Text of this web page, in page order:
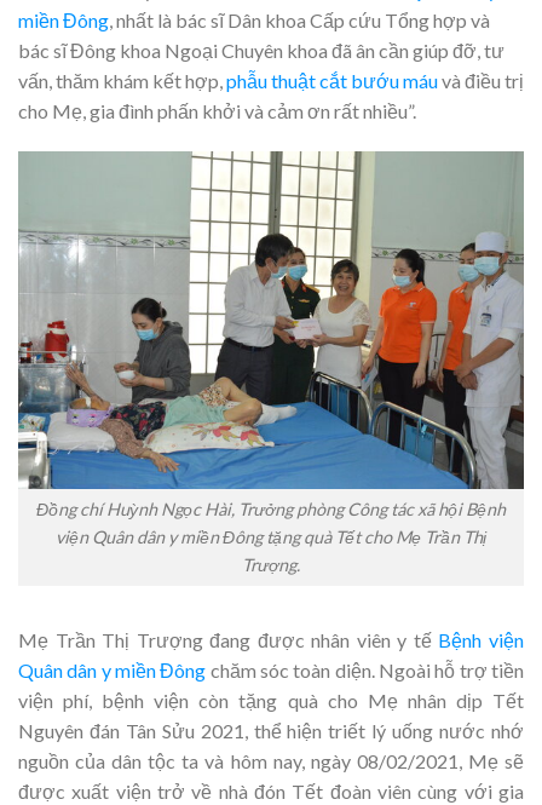
miền Đông, nhất là bác sĩ Dân khoa Cấp cứu Tổng hợp và
bác sĩ Đông khoa Ngoại Chuyên khoa đã ân cần giúp đỡ, tư
vấn, thăm khám kết hợp,phẫu thuật cắt bướu máuvà điều trị
cho Mẹ, gia đình phấn khởi và cảm ơn rất nhiều”.
Đồng chí Huỳnh Ngọc Hài, Trưởng phòng Công tác xã hội Bệnh
viện Quân dân y miền Đông tặng quà Tết cho Mẹ Trần Thị
Trượng.
Mẹ Trần Thị Trượng đang được nhân viên y tế Bệnh viện
Quân dân y miền Đông chăm sóc toàn diện. Ngoài hỗ trợ tiền
viện phí, bệnh viện còn tặng quà cho Mẹ nhân dịp Tết
Nguyên đán Tân Sửu 2021, thể hiện triết lý uống nước nhớ
nguồn của dân tộc ta và hôm nay, ngày 08/02/2021, Mẹ sẽ
được xuất viện trở về nhà đón Tết đoàn viên cùng với gia